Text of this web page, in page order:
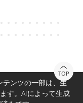
TOP
テンツの一部は、生
す。AIによって生成